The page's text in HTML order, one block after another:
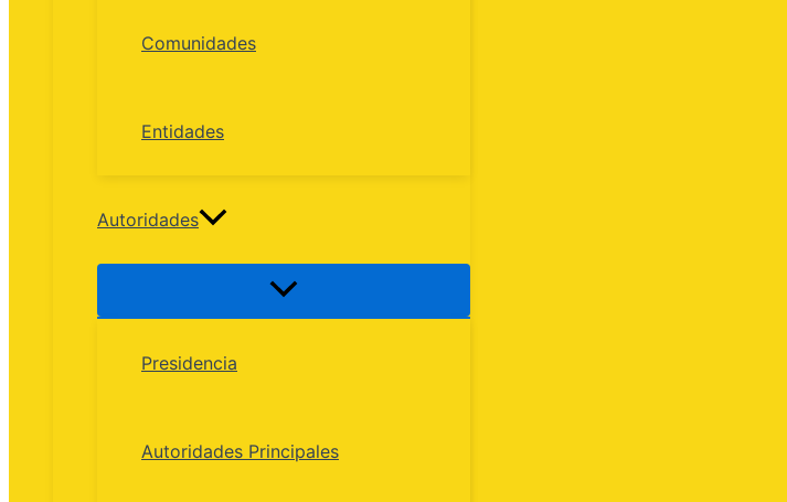
Comunidades
Entidades
Autoridades
Presidencia
Autoridades Principales